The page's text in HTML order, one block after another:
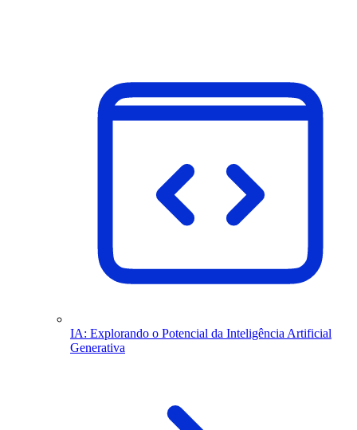
IA: Explorando o Potencial da Inteligência Artificial
Generativa